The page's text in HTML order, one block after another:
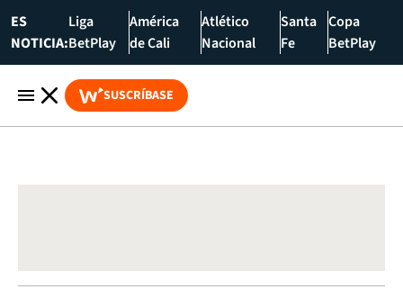
ES
NOTICIA:
Liga
BetPlay
América
de Cali
Atlético
Nacional
Santa
Fe
Copa
BetPlay
SUSCRÍBASE